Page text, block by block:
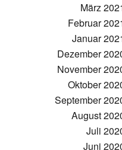
März
Februar
Januar
Dezember
November
Oktober
September
August
Juli
Juni